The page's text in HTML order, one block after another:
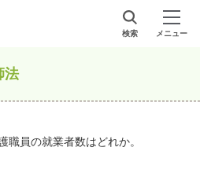
検索 メニュー
法
職員の就業者数はどれか。